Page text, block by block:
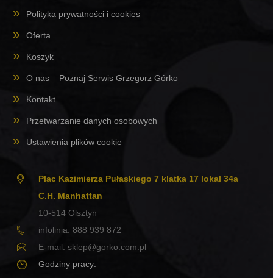
Polityka prywatności i cookies
Oferta
Koszyk
O nas – Poznaj Serwis Grzegorz Górko
Kontakt
Przetwarzanie danych osobowych
Ustawienia plików cookie
Plac Kazimierza Pułaskiego 7 klatka 17 lokal 34a
C.H. Manhattan
10-514 Olsztyn
infolinia: 888 939 872
E-mail: sklep@gorko.com.pl
Godziny pracy: